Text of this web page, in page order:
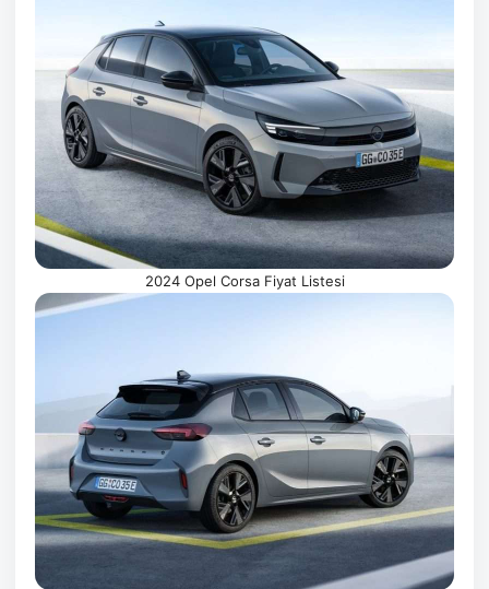
2024 Opel Corsa Fiyat Listesi